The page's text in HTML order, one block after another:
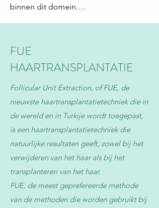
binnen dit domein.
haartransplantatie. Artsen voeren er
dagelijks een groot aantal ingrepen uit,
esthetisch inzicht continu worden
verfijnd.
Voor haartransplantatie betekent dit:
gespecialiseerde artsen met hoge
behandelvolumes
geavanceerde technieken en moderne
apparatuur
FUE
HAARTRANSPLANTATIE
Follicular Unit Extraction, of FUE, de
nieuwste haartransplantatietechniek die in
de wereld en in Turkije wordt toegepast,
is een haartransplantatietechniek die
natuurlijke resultaten geeft, zowel bij het
verwijderen van het haar als bij het
transplanteren van het haar.
FUE, de meest geprefereerde methode
van de methoden die worden gebruikt bij